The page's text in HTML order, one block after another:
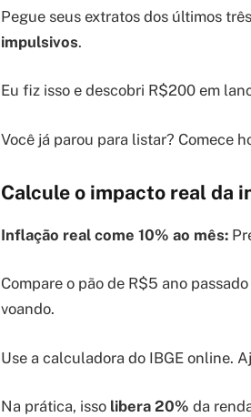
Pegue seus extratos dos últimos
impulsivos.
Eu fiz isso e descobri R$200 em
Você já parou para listar? Comece
Calcule o impacto real da
Inflação real come 10% ao mês:
Compare o pão de R$5 ano
voando.
Use a calculadora do IBGE online.
Na prática, isso libera 20% da